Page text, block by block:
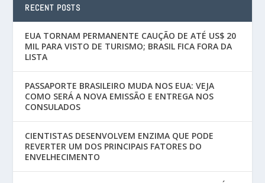
RECENT POSTS
EUA TORNAM PERMANENTE CAUÇÃO DE ATÉ US$ 20
MIL PARA VISTO DE TURISMO; BRASIL FICA FORA DA
LISTA
PASSAPORTE BRASILEIRO MUDA NOS EUA: VEJA
COMO SERÁ A NOVA EMISSÃO E ENTREGA NOS
CONSULADOS
CIENTISTAS DESENVOLVEM ENZIMA QUE PODE
REVERTER UM DOS PRINCIPAIS FATORES DO
ENVELHECIMENTO